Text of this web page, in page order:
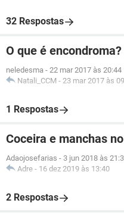
32 Respostas
O que é
neledesma - 22 mar 2017 às 20:44
Natali_CCM - 23 mar 2017 às
1 Respostas
Coceira e manchas
Adaojosefarias - 3 jun 2018 às
Adre - 16 dez 2019 às 13:40
2 Respostas